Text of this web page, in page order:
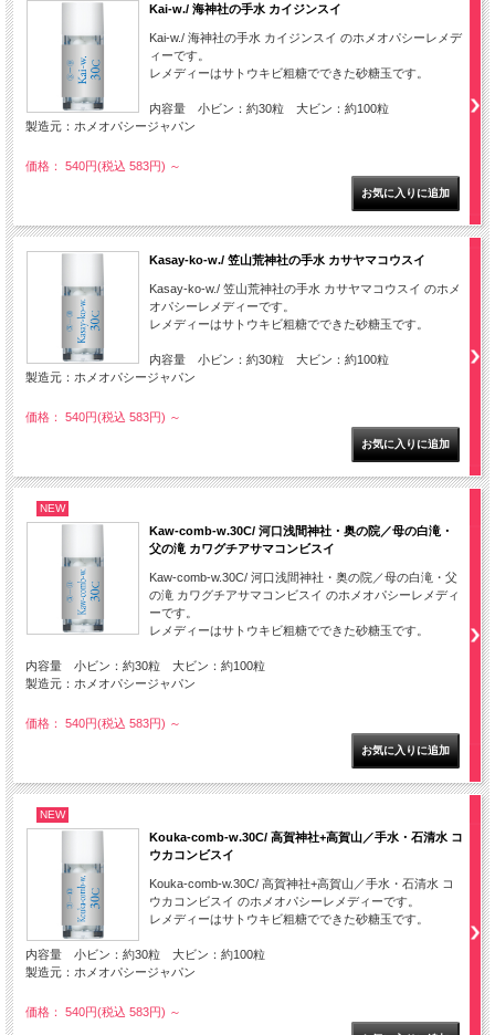
Kai-w./ 海神社の手水 カイジンスイ
Kai-w./ 海神社の手水 カイジンスイ のホメオパシーレメデ
ィーです。
レメディーはサトウキビ粗糖でできた砂糖玉です。
内容量 小ビン：約30粒 大ビン：約100粒
製造元：ホメオパシージャパン
価格： 540円(税込 583円) ～
Kasay-ko-w./ 笠山荒神社の手水 カサヤマコウスイ
Kasay-ko-w./ 笠山荒神社の手水 カサヤマコウスイ のホメ
オパシーレメディーです。
レメディーはサトウキビ粗糖でできた砂糖玉です。
内容量 小ビン：約30粒 大ビン：約100粒
製造元：ホメオパシージャパン
価格： 540円(税込 583円) ～
NEW
Kaw-comb-w.30C/ 河口浅間神社・奥の院／母の白滝・
父の滝 カワグチアサマコンビスイ
Kaw-comb-w.30C/ 河口浅間神社・奥の院／母の白滝・父
の滝 カワグチアサマコンビスイ のホメオパシーレメディ
ーです。
レメディーはサトウキビ粗糖でできた砂糖玉です。
内容量 小ビン：約30粒 大ビン：約100粒
製造元：ホメオパシージャパン
価格： 540円(税込 583円) ～
NEW
Kouka-comb-w.30C/ 高賀神社+高賀山／手水・石清水 コ
ウカコンビスイ
Kouka-comb-w.30C/ 高賀神社+高賀山／手水・石清水 コ
ウカコンビスイ のホメオパシーレメディーです。
レメディーはサトウキビ粗糖でできた砂糖玉です。
内容量 小ビン：約30粒 大ビン：約100粒
製造元：ホメオパシージャパン
価格： 540円(税込 583円) ～